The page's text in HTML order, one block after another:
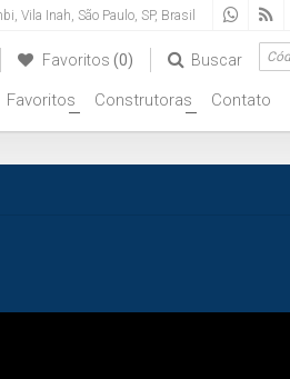
, Vila Inah, São Paulo, SP, Brasil
Buscar
Favoritos (0)
Contato
+
Construtoras
+
Favoritos